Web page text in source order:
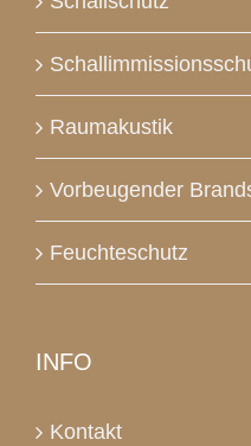
Raumakustik
Vorbeugender
Feuchteschutz
INFO
Kontakt